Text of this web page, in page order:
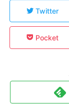
Twitter
Pocket